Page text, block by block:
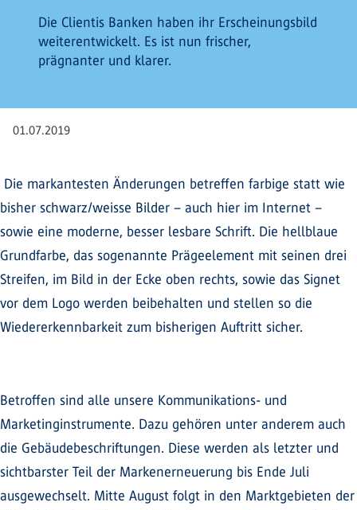
Die Clientis Banken haben ihr Erscheinungsbild
weiterentwickelt. Es ist nun frischer,
prägnanter und klarer.
01.07.2019
Die markantesten Änderungen betreffen farbige statt wie
bisher schwarz/weisse Bilder – auch hier im Internet –
sowie eine moderne, besser lesbare Schrift. Die hellblaue
Grundfarbe, das sogenannte Prägeelement mit seinen drei
Streifen, im Bild in der Ecke oben rechts, sowie das Signet
vor dem Logo werden beibehalten und stellen so die
Wiedererkennbarkeit zum bisherigen Auftritt sicher.
Betroffen sind alle unsere Kommunikations- und
Marketinginstrumente. Dazu gehören unter anderem auch
die Gebäudebeschriftungen. Diese werden als letzter und
sichtbarster Teil der Markenerneuerung bis Ende Juli
ausgewechselt. Mitte August folgt in den Marktgebieten der